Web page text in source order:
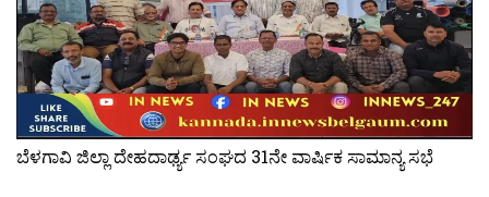
ಬೆಳಗಾವಿ ಜಿಲ್ಲಾ ದೇಹದಾರ್ಢ್ಯ ಸಂಘದ 31ನೇ ವಾರ್ಷಿಕ ಸಾಮಾನ್ಯ ಸಭೆ